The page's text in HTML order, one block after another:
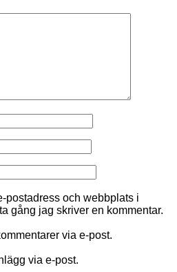
postadress och webbplats i
gång jag skriver en kommentar.
via e-post.
via e-post.